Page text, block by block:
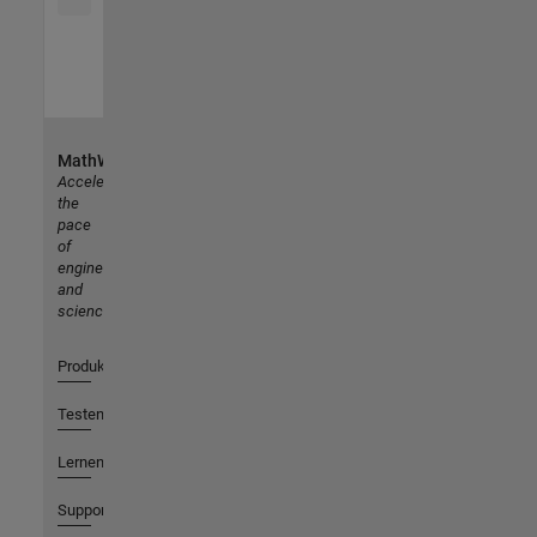
MathWorks
Accelerating
the
pace
of
engineering
and
science
Produkte
Testen oder Kaufen
Lernen
Support